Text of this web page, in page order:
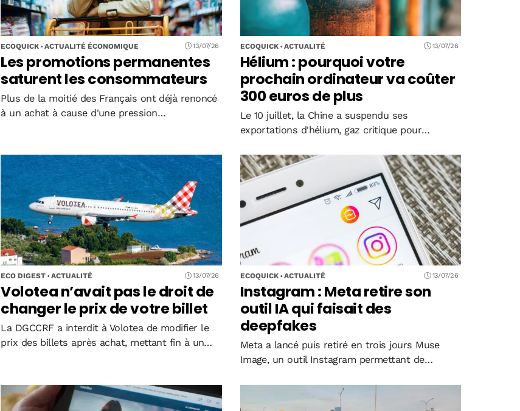
Les promotions permanentes
saturent les consommateurs
ECOQUICK ACTUALITÉ ÉCONOMIQUE
Plus de la moitié des Français ont déjà renoncé
à un achat à cause d'une pression
pouvoir de déclenchement : 37,8 % des
consommateurs…
13/07/26
Hélium : pourquoi votre
prochain ordinateur va coûter
300 euros de plus
ECOQUICK ACTUALITÉ
Le 10 juillet, la Chine a suspendu ses
exportations d'hélium, gaz critique pour
aux attaques iraniennes contre le Qatar en
mars et aux restrictions russes, la décision
provoque une flambée…
13/07/26
Volotea n’avait pas le droit de
changer le prix de votre billet
ECO DIGEST ACTUALITÉ
La DGCCRF a interdit à Volotea de modifier le
prix des billets après achat, mettant fin à un
suppléments inattendus pouvant atteindre…
13/07/26
Instagram : Meta retire son
outil IA qui faisait des
deepfakes
ECOQUICK ACTUALITÉ
Meta a lancé puis retiré en trois jours Muse
Image, un outil Instagram permettant de
comptes publics sans leur consentement. Face
aux risques d'usurpation d'identité et à la…
13/07/26